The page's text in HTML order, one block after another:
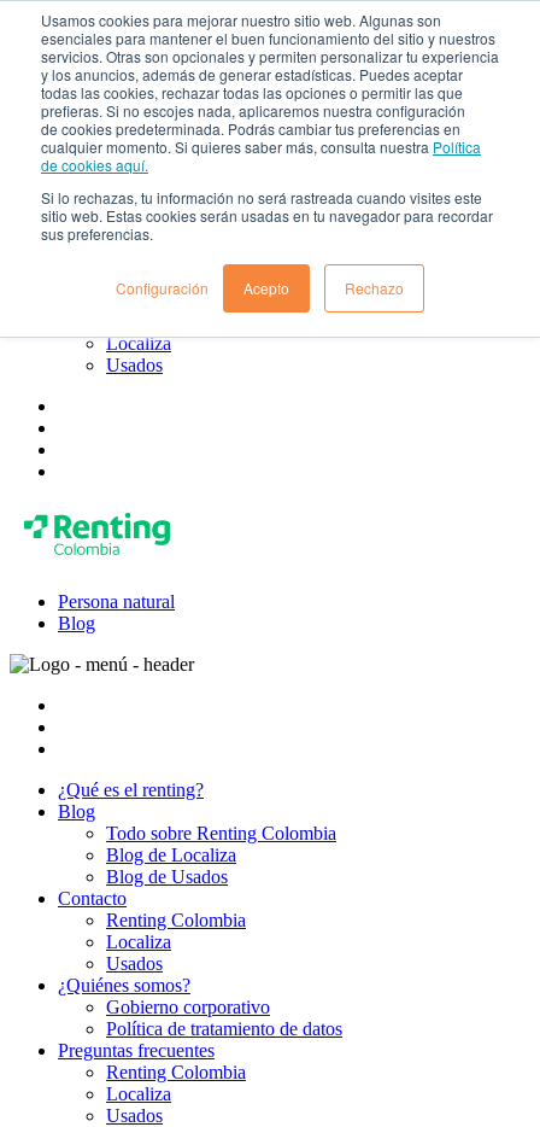
Usamos cookies para mejorar nuestro sitio web. Algunas son
esenciales para mantener el buen funcionamiento del sitio y nuestros
servicios. Otras son opcionales y permiten personalizar tu experiencia
y los anuncios, además de generar estadísticas. Puedes aceptar
todas las cookies, rechazar todas las opciones o permitir las que
prefieras. Si no escojes nada, aplicaremos nuestra configuración
de cookies predeterminada. Podrás cambiar tus preferencias en
cualquier momento. Si quieres saber más, consulta nuestra Política
de cookies aquí.
Si lo rechazas, tu información no será rastreada cuando visites este
sitio web. Estas cookies serán usadas en tu navegador para recordar
sus preferencias.
Configuración Acepto Rechazo
¿Qué es el renting?
Blog
Todo sobre Renting Colombia
Blog de Localiza
Blog de Usados
Contacto
Renting Colombia
Localiza
Usados
¿Quiénes somos?
Preguntas frecuentes
Localiza
Usados
Persona natural
Blog
¿Qué es el renting?
Blog
Todo sobre Renting Colombia
Blog de Localiza
Blog de Usados
Contacto
Renting Colombia
Localiza
Usados
¿Quiénes somos?
Gobierno corporativo
Política de tratamiento de datos
Preguntas frecuentes
Renting Colombia
Localiza
Usados